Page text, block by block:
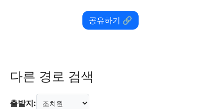
공유하기 🔗
다른 경로 검색
출발지: